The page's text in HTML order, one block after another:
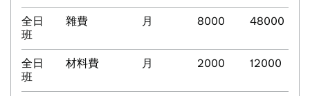
全日
班
雜費 月 8000 48000
全日
班
材料費 月 2000 12000